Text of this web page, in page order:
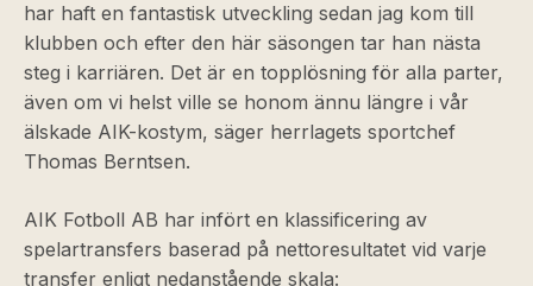
har haft en fantastisk utveckling sedan jag kom till
klubben och efter den här säsongen tar han nästa
steg i karriären. Det är en topplösning för alla parter,
även om vi helst ville se honom ännu längre i vår
älskade AIK-kostym, säger herrlagets sportchef
Thomas Berntsen.
AIK Fotboll AB har infört en klassificering av
spelartransfers baserad på nettoresultatet vid varje
transfer enligt nedanstående skala: